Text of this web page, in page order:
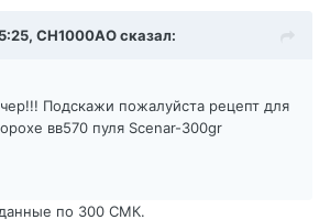
CH1000AOсказал:
Подскажи пожалуйста рецепт для
вв570 пуля Scenar-300gr
по 300 СМК.